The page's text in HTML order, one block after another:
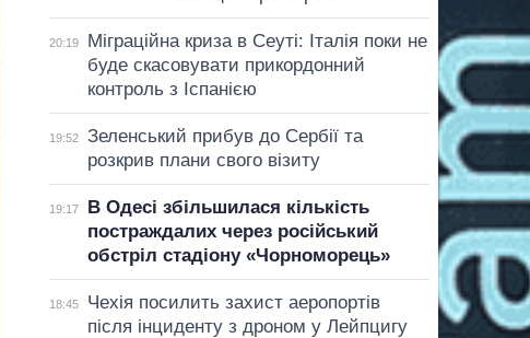
20:19
Міграційна криза в Сеуті: Італія поки не
буде скасовувати прикордонний
контроль з Іспанією
19:52
Зеленський прибув до Сербії та
розкрив плани свого візиту
19:17
В Одесі збільшилася кількість
постраждалих через російський
обстріл стадіону «Чорноморець»
18:45
Чехія посилить захист аеропортів
після інциденту з дроном у Лейпцигу